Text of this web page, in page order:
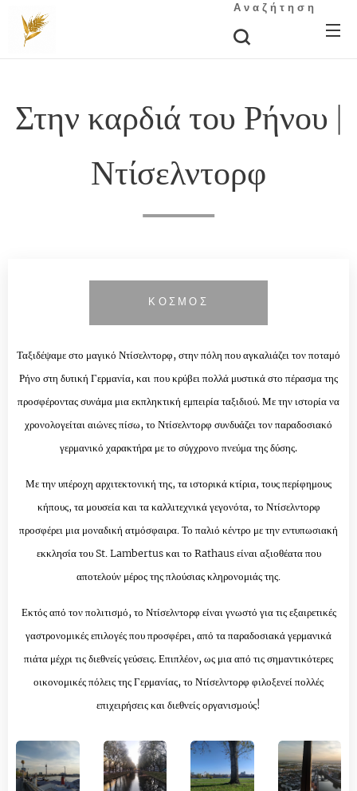
Αναζήτηση
Στην καρδιά του Ρήνου |
Ντίσελντορφ
ΚΟΣΜΟΣ
Ταξιδέψαμε στο μαγικό Ντίσελντορφ, στην πόλη που αγκαλιάζει τον ποταμό
Ρήνο στη δυτική Γερμανία, και που κρύβει πολλά μυστικά στο πέρασμα της
προσφέροντας συνάμα μια εκπληκτική εμπειρία ταξιδιού.Με την ιστορία να
χρονολογείται αιώνες πίσω, το Ντίσελντορφ συνδυάζει τον παραδοσιακό
γερμανικό χαρακτήρα με το σύγχρονο πνεύμα της δύσης.
Με την υπέροχη αρχιτεκτονική της, τα ιστορικά κτίρια, τους περίφημους
κήπους, τα μουσεία και τα καλλιτεχνικά γεγονότα, το Ντίσελντορφ
προσφέρει μια μοναδική ατμόσφαιρα. Το παλιό κέντρο με την εντυπωσιακή
εκκλησία του St. Lambertus και το Rathaus είναι αξιοθέατα που
αποτελούν μέρος της πλούσιας κληρονομιάς της.
Εκτός από τον πολιτισμό, το Ντίσελντορφ είναι γνωστό για τις εξαιρετικές
γαστρονομικές επιλογές που προσφέρει, από τα παραδοσιακά γερμανικά
πιάτα μέχρι τις διεθνείς γεύσεις.Επιπλέον, ως μια από τις σημαντικότερες
οικονομικές πόλεις της Γερμανίας, το Ντίσελντορφ φιλοξενεί πολλές
επιχειρήσεις και διεθνείς οργανισμούς!